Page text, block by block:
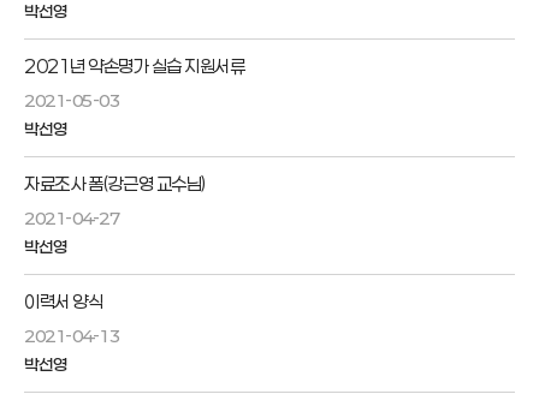
박선영
2021년 약손명가 실습 지원서류
2021-05-03
박선영
자료조사 폼(강근영 교수님)
2021-04-27
박선영
이력서 양식
2021-04-13
박선영